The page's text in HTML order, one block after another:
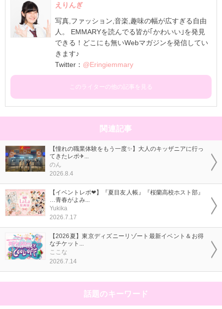
えりんぎ
写真,ファッション,音楽,趣味の幅が広すぎる自由
人。 EMMARYを読んでる皆が｢かわいい｣を発見
できる！どこにも無いWebマガジンを発信してい
きます♪
Twitter： @Eringiemmary
このライターの他の記事を見る
関連記事
【憧れの職業体験をもう一度✨】大人のキッザニアに行っ
てきたレポ✈...
のん
2026.8.4
【イベントレポ❤】『夏目友人帳』『桜蘭高校ホスト部』
…青春がよみ...
Yukika
2026.7.17
【2026夏】東京ディズニーリゾート最新イベント＆お得
なチケット...
ここな
2026.7.14
話題のキーワード